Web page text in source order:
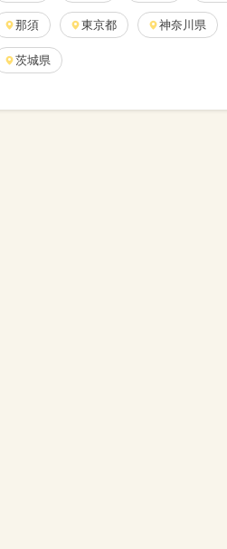
那須 東京都 神奈川県
茨城県